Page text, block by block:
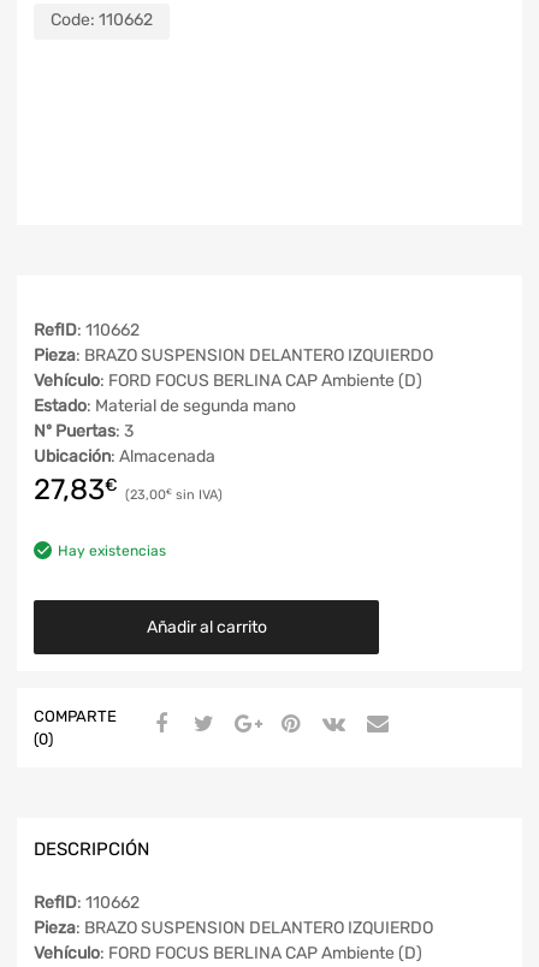
Code: 110662
RefID: 110662
Pieza: BRAZO SUSPENSION DELANTERO IZQUIERDO
Vehículo: FORD FOCUS BERLINA CAP Ambiente (D)
Estado: Material de segunda mano
Nº Puertas: 3
Ubicación: Almacenada
27,83€ 23,00€
Hay existencias
Añadir al carrito
COMPARTE
(0)
DESCRIPCIÓN
RefID: 110662
Pieza: BRAZO SUSPENSION DELANTERO IZQUIERDO
Vehículo: FORD FOCUS BERLINA CAP Ambiente (D)